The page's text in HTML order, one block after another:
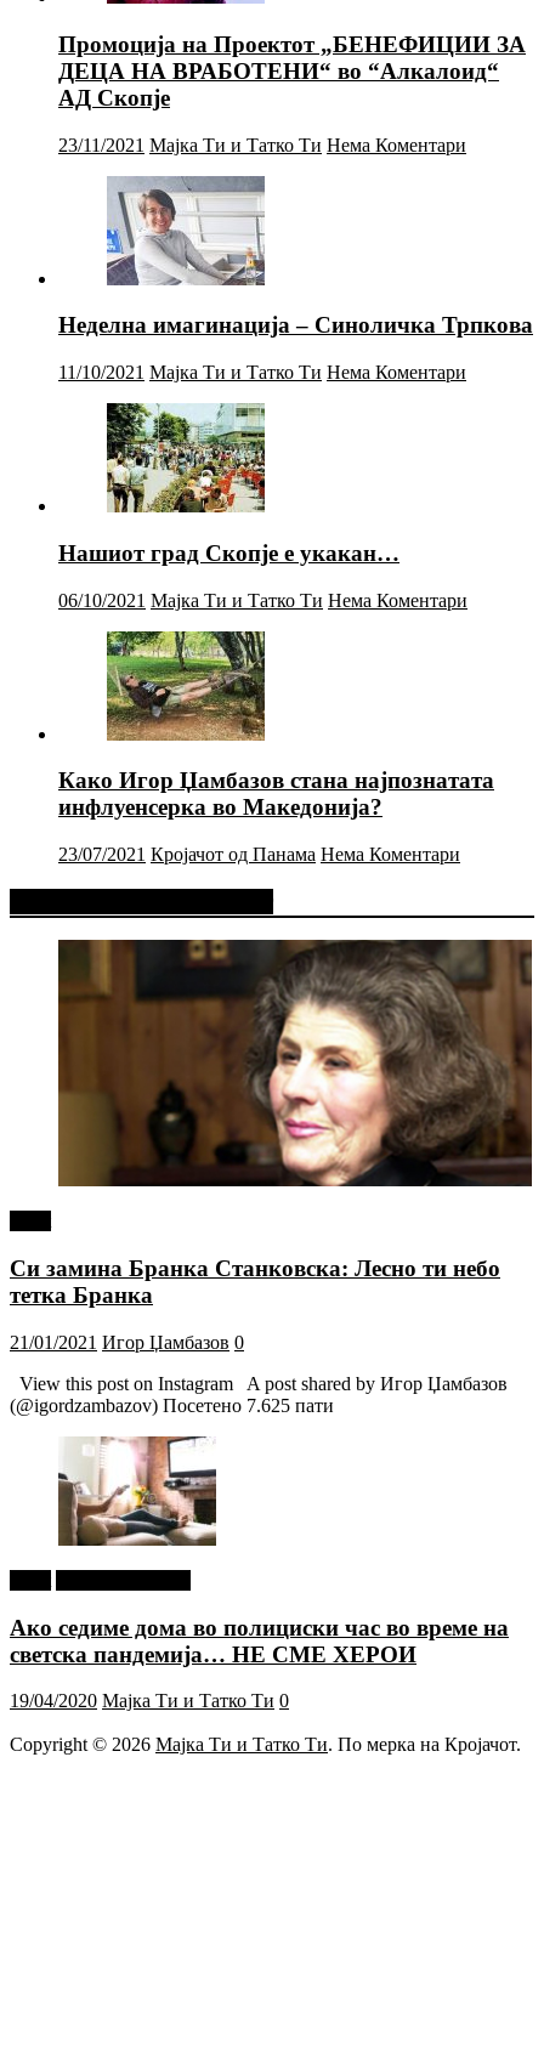
Промоција на Проектот „БЕНЕФИЦИИ ЗА
ДЕЦА НА ВРАБОТЕНИ“ во “Алкалоид“
АД Скопје
23/11/2021 Мајка Ти и Татко Ти Нема Коментари
Неделна имагинација – Синоличка Трпкова
11/10/2021 Мајка Ти и Татко Ти Нема Коментари
Нашиот град Скопје е укакан…
06/10/2021 Мајка Ти и Татко Ти Нема Коментари
Како Игор Џамбазов стана најпознатата
инфлуенсерка во Македонија?
23/07/2021 Кројачот од Панама Нема Коментари
Си замина Бранка Станковска: Лесно ти небо
тетка Бранка
21/01/2021 Игор Џамбазов 0
View this post on Instagram A post shared by Игор Џамбазов
(@igordzambazov) Посетено 7.625 пати
Ако седиме дома во полициски час во време на
светска пандемија… НЕ СМЕ ХЕРОИ
19/04/2020 Мајка Ти и Татко Ти 0
Copyright © 2026 Мајка Ти и Татко Ти. По мерка на Кројачот.